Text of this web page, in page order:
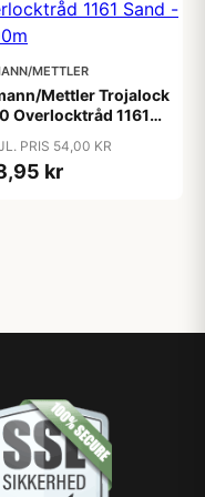
METTLER
Mettler Trojalock
Overlocktråd 1161
PRIS 54,00 KR
kr